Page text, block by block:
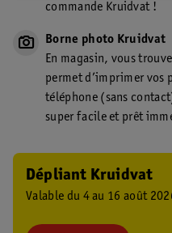
commande Kruidvat !
Borne photo Kruidvat
En magasin, vous
permet d’imprimer vos
téléphone (sans
super facile et prêt
Dépliant Kruidvat
Valable du 4 au 16 août